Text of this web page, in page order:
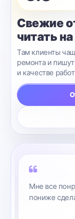
Свежие
читать
Там клиенты
ремонта и
и качестве
Мне все
пониже